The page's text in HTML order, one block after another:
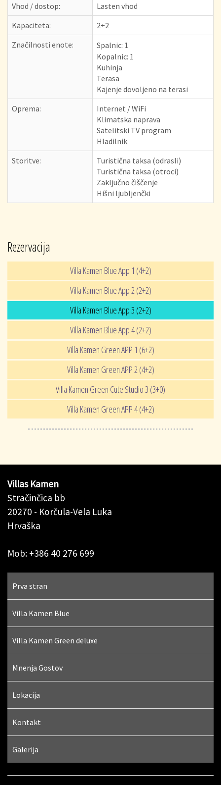
Vhod / dostop:
Lasten vhod
Kapaciteta:
2+2
Značilnosti enote:
Spalnic: 1
Kopalnic: 1
Kuhinja
Terasa
Kajenje dovoljeno na terasi
Oprema:
Internet / WiFi
Klimatska naprava
Satelitski TV program
Hladilnik
Storitve:
Turistična taksa (odrasli)
Turistična taksa (otroci)
Zaključno čiščenje
Hišni ljubljenčki
Rezervacija
Villa Kamen Blue App 1 (4+2)
Villa Kamen Blue App 2 (2+2)
Villa Kamen Blue App 3 (2+2)
Villa Kamen Blue App 4 (2+2)
Villa Kamen Green APP 1 (6+2)
Villa Kamen Green APP 2 (4+2)
Villa Kamen Green Cute Studio 3 (3+0)
Villa Kamen Green APP 4 (4+2)
Villas Kamen
Stračinčica bb
20270 - Korčula-Vela Luka
Hrvaška
Mob: +386 40 276 699
Prva stran
Villa Kamen Blue
Villa Kamen Green deluxe
Mnenja Gostov
Lokacija
Kontakt
Galerija